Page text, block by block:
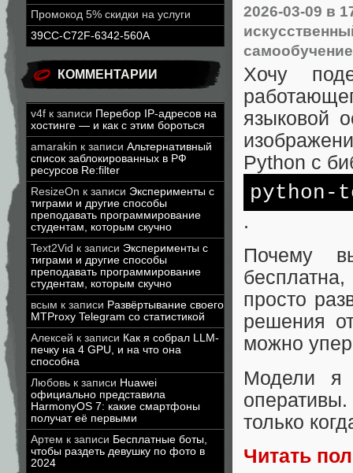
Промокод 5% скидки на услуги
39CC-C72F-6342-560A
КОММЕНТАРИИ
v4f к записи Перебор IP-адресов на
хостинге — и как с этим бороться
amarakin к записи Альтернативный
список заблокированных в РФ
ресурсов Re:filter
ResizeOn к записи Эксперименты с
тиграми и другие способы
преподавать программирование
студентам, которым скучно
Text2Vid к записи Эксперименты с
тиграми и другие способы
преподавать программирование
студентам, которым скучно
всым к записи Развёртывание своего
MTProxy Telegram со статистикой
Алексей к записи Как я собрал LLM-
печку на 4 GPU, и на что она
способна
Любовь к записи Huawei
официально представила
HarmonyOS 7: какие смартфоны
получат её первыми
Артем к записи Бесплатные боты,
чтобы раздеть девушку по фото в
2024
2026-03-09 в
самообучение
Хочу
языковой
Python с
python-
.
Почему
просто
решения
можно
Модели я
только
Читать